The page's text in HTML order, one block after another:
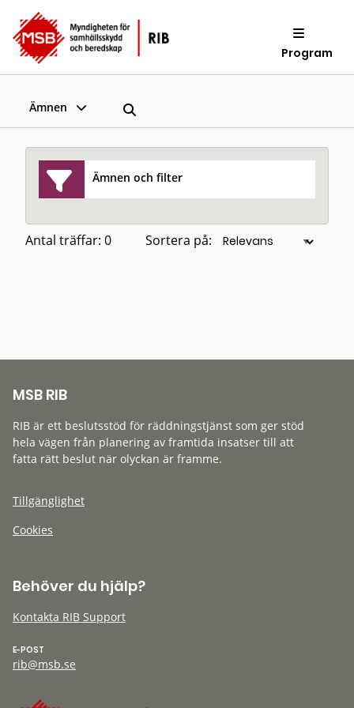
Program
Ämnen
Ämnen och filter
Antal träffar: 0 Sortera på:
MSB RIB
RIB är ett beslutsstöd för räddningstjänst som ger stöd
hela vägen från planering av framtida insatser till att
fatta rätt beslut när olyckan är framme.
Tillgänglighet
Cookies
Behöver du hjälp?
Kontakta RIB Support
E-POST
rib@msb.se